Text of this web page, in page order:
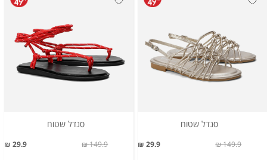
סנדל שטוח
29.9 ₪ 149.9 ₪
סנדל שטוח
29.9 ₪ 149.9 ₪